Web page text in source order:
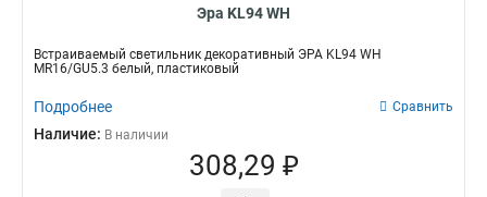
Эра KL94 WH
Встраиваемый светильник декоративный ЭРА KL94 WH
MR16/GU5.3 белый, пластиковый
Подробнее Сравнить
Наличие: В наличии
308,29 ₽